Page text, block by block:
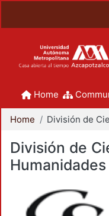
Home
Home
División de
Humanidades